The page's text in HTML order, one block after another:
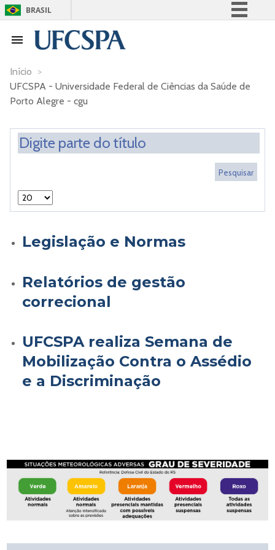
BRASIL
Acesso à informação
Canais
Início >
UFCSPA - Universidade Federal de Ciências da Saúde de
Porto Alegre - cgu
Legislação e Normas
Relatórios de gestão
correcional
UFCSPA realiza Semana de
Mobilização Contra o Assédio
e a Discriminação